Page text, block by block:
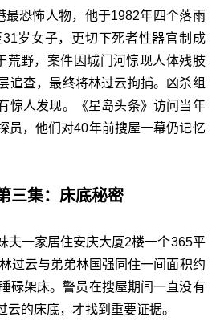
最恐怖人物，他于1982年四个落雨
岁女子，更切下死者性器官制成
荒野，案件因城门河惊现人体残肢
追查，最终将林过云拘捕。凶杀组
惊人发现。《星岛头条》访问当年
员，他们对40年前搜屋一幕仍记忆
三集：床底秘密
夫一家居住安庆大厦2楼一个365平
过云与弟弟林国强同住一间面积约
碌架床。警员在搜屋期间一直没有
的床底，才找到重要证据。